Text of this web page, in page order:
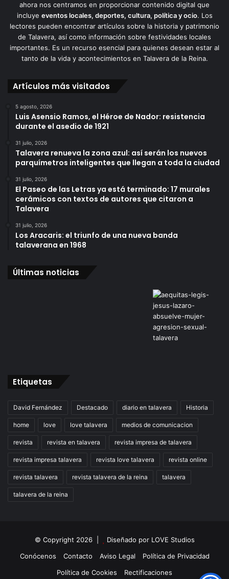
ahora nos centramos en proporcionar contenido digital que
incluye eventos locales, deportes, cultura, política y ocio. Los
lectores pueden encontrar artículos sobre la historia y patrimonio
de Talavera, así como información sobre festividades locales
importantes. Es un recurso esencial para quienes desean estar al
tanto de la vida y acontecimientos en Talavera de la Reina.
Artículos más visitados
5 agosto, 2026
Luis Asensio Ramos, el Héroe de Nador: resistencia
durante el asedio de 1921
31 julio, 2026
Talavera renueva la zona azul: así serán los nuevos
parquímetros inteligentes que llegan a toda la ciudad
31 julio, 2026
El Paseo de las Letras ya está terminado: 17 murales
cerámicos con textos de autores que citaron a
Talavera
31 julio, 2026
Los Aracaris: el triunfo de una nueva banda
talaverana en 1968
Últimas noticias
Etiquetas
David Fernández Destacado diario en talavera Historia
home love love talavera medios de comunicacion
revista revista en talavera revista impresa de talavera
revista impresa talavera revista love talavera revista online
revista talavera revista talavera de la reina talavera
talavera de la reina
© Copyright 2026 | Diseñado por LOVE Studios
Conócenos
Contacto Aviso Legal
Política de Privacidad
Política de Cookies
Rectificaciones